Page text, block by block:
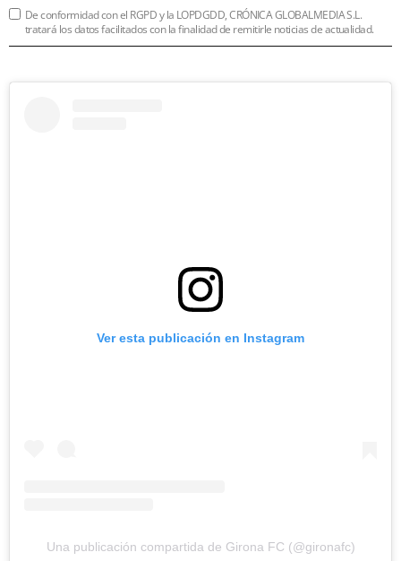
De conformidad con el RGPD y la LOPDGDD, CRÓNICA GLOBALMEDIA S.L.
tratará los datos facilitados con la finalidad de remitirle noticias de actualidad.
Ver esta publicación en Instagram
Una publicación compartida de Girona FC (@gironafc)